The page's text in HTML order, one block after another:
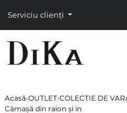
Serviciu clienți
Acasă›OUTLET›COLECTIE DE
Cămașă din raion și in